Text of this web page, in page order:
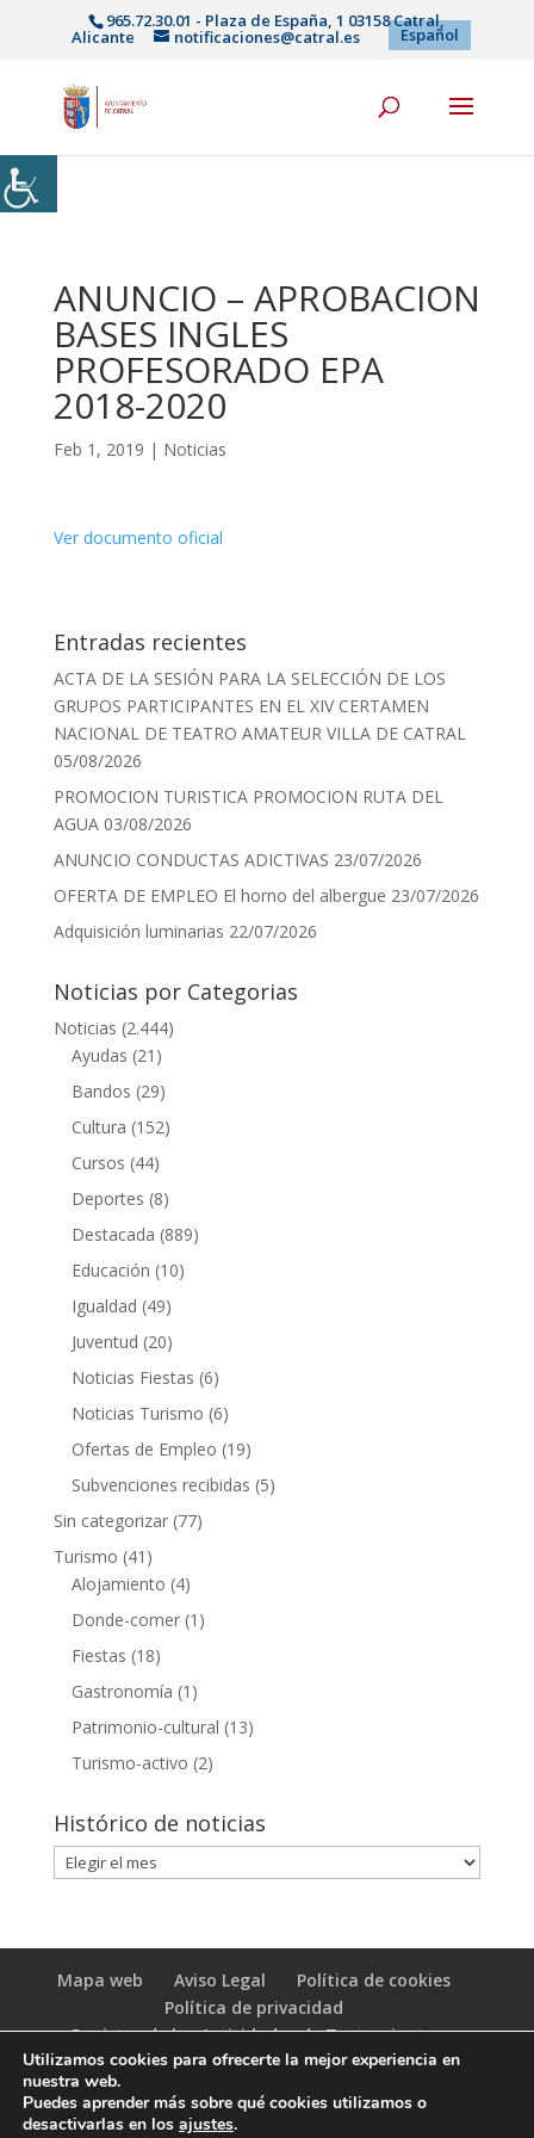
965.72.30.01 - Plaza de España, 1 03158 Catral,
Alicante notificaciones@catral.es Español
ANUNCIO – APROBACION
BASES INGLES
PROFESORADO EPA
2018-2020
Feb 1, 2019 | Noticias
Ver documento oficial
Entradas recientes
ACTA DE LA SESIÓN PARA LA SELECCIÓN DE LOS
GRUPOS PARTICIPANTES EN EL XIV CERTAMEN
NACIONAL DE TEATRO AMATEUR VILLA DE CATRAL
05/08/2026
PROMOCION TURISTICA PROMOCION RUTA DEL
AGUA 03/08/2026
ANUNCIO CONDUCTAS ADICTIVAS 23/07/2026
OFERTA DE EMPLEO El horno del albergue 23/07/2026
Adquisición luminarias 22/07/2026
Noticias por Categorias
Noticias (2.444)
Ayudas (21)
Bandos (29)
Cultura (152)
Cursos (44)
Deportes (8)
Destacada (889)
Educación (10)
Igualdad (49)
Juventud (20)
Noticias Fiestas (6)
Noticias Turismo (6)
Ofertas de Empleo (19)
Subvenciones recibidas (5)
Sin categorizar(77)
Turismo (41)
Alojamiento (4)
Donde-comer(1)
Fiestas (18)
Gastronomía (1)
Patrimonio-cultural (13)
Turismo-activo (2)
Histórico de noticias
Histórico
de
Mapa web Aviso Legal
Política de cookies
Política de privacidad
Registro de las Actividades de Tratamiento
(RAT)
Utilizamos cookies para ofrecerte la mejor experiencia en
nuestra web.
Puedes aprender más sobre qué cookies utilizamos o
desactivarlas en los ajustes.